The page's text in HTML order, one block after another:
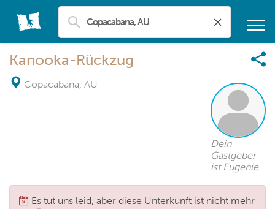
Kanooka-Rückzug
Copacabana, AU -
Dein
Gastgeber
ist Eugenie
Es tut uns leid, aber diese Unterkunft ist nicht mehr